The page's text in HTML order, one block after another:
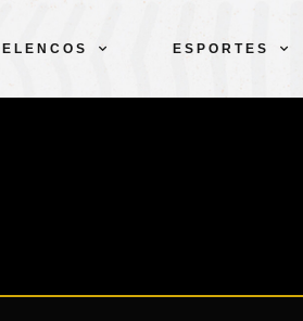
ELENCOS ESPORTES